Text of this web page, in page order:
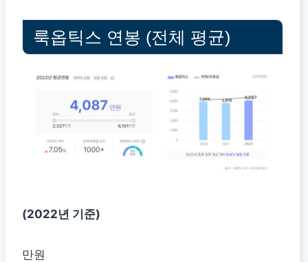
룩옵틱스 연봉 (전체 평균)
(2022년 기준)
만원